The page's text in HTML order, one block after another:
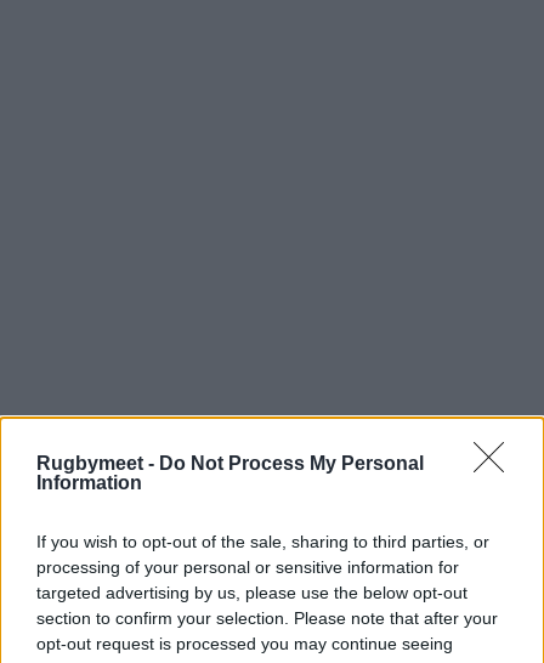
Rugbymeet - Do Not Process My Personal
Information
If you wish to opt-out of the sale, sharing to third parties, or
processing of your personal or sensitive information for
targeted advertising by us, please use the below opt-out
section to confirm your selection. Please note that after your
opt-out request is processed you may continue seeing